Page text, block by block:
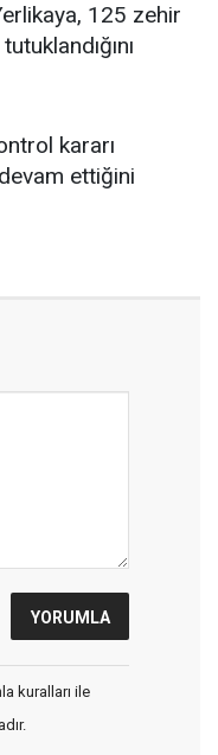
125 zehir
kararı
ettiğini
kuralları ile